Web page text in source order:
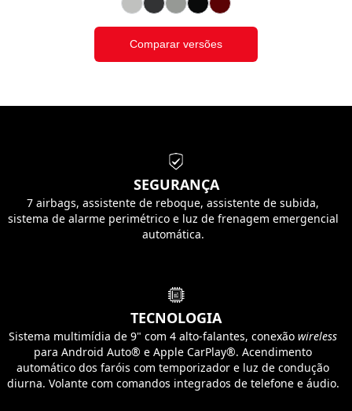
Comparar versões
SEGURANÇA
7 airbags, assistente de reboque, assistente de subida,
sistema de alarme perimétrico e luz de frenagem emergencial
automática.
TECNOLOGIA
Sistema multimídia de 9" com 4 alto-falantes, conexão wireless
para Android Auto® e Apple CarPlay®. Acendimento
automático dos faróis com temporizador e luz de condução
diurna. Volante com comandos integrados de telefone e áudio.